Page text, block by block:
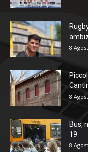
8
8
Bus,
19
8